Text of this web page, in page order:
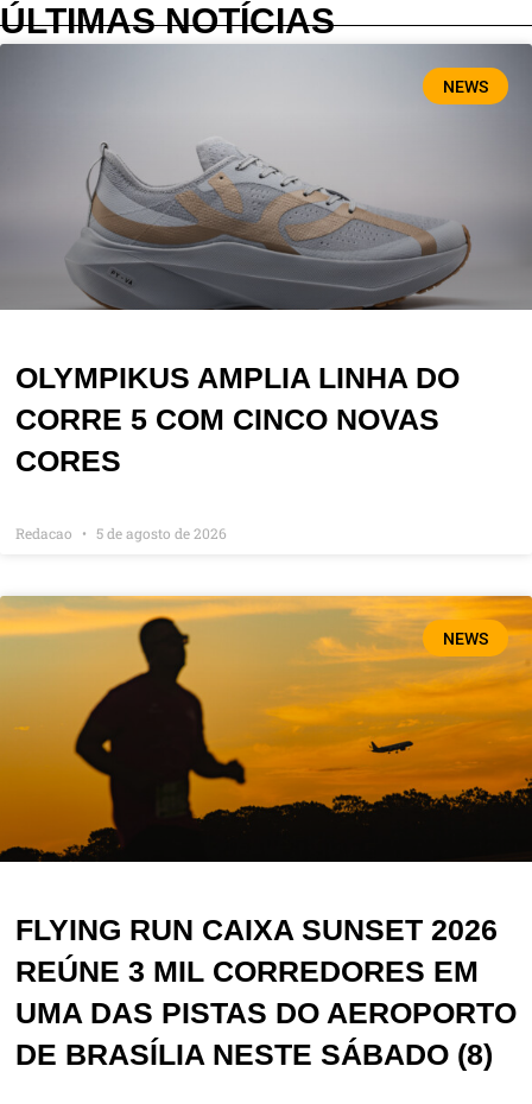
ÚLTIMAS NOTÍCIAS
NEWS
OLYMPIKUS AMPLIA LINHA DO
CORRE 5 COM CINCO NOVAS
CORES
Redacao 5 de agosto de 2026
NEWS
FLYING RUN CAIXA SUNSET 2026
REÚNE 3 MIL CORREDORES EM
UMA DAS PISTAS DO AEROPORTO
DE BRASÍLIA NESTE SÁBADO (8)